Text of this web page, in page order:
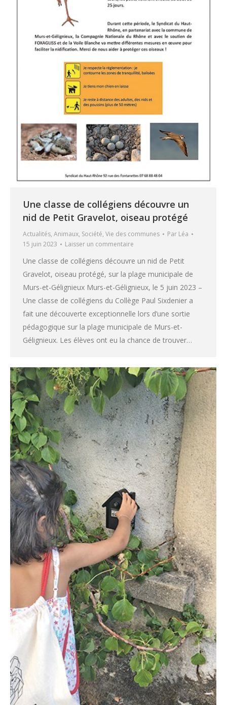
Une classe de collégiens découvre un
nid de Petit Gravelot, oiseau protégé
Actualités, Animaux, Société, Vie des communes Par Léa
15 juin 2023
Laisser un commentaire
Une classe de collégiens découvre un nid de Petit
Gravelot, oiseau protégé, sur la plage municipale de
Murs-et-Gélignieux Murs-et-Gélignieux, le 5 juin 2023 –
Une classe de collégiens du Collège Paul Sixdenier a
fait une découverte exceptionnelle lors d’une sortie
pédagogique sur la plage municipale de Murs-et-
Gélignieux. Les élèves ont eu la chance de trouver…